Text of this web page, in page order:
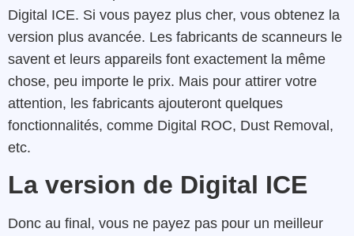
Digital ICE. Si vous payez plus cher, vous obtenez la
version plus avancée. Les fabricants de scanneurs le
savent et leurs appareils font exactement la même
chose, peu importe le prix. Mais pour attirer votre
attention, les fabricants ajouteront quelques
fonctionnalités, comme Digital ROC, Dust Removal,
etc.
La version de Digital ICE
Donc au final, vous ne payez pas pour un meilleur